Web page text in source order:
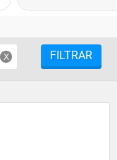
FILTRAR